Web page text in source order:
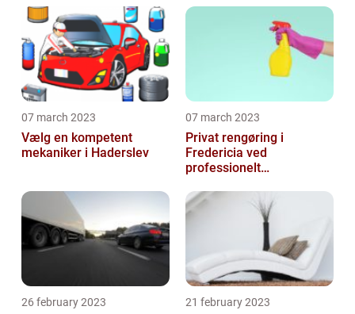
07 march 2023
Vælg en kompetent
mekaniker i Haderslev
07 march 2023
Privat rengøring i
Fredericia ved
professionelt
26 february 2023 21 february 2023